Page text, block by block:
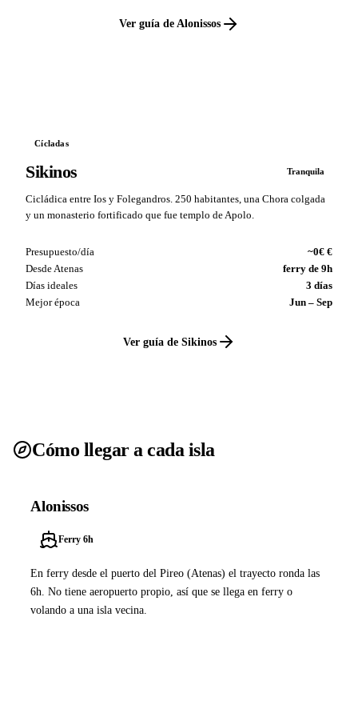
Ver guía de Alonissos
Cícladas
Sikinos Tranquila
Cicládica entre Ios y Folegandros. 250 habitantes, una Chora colgada
y un monasterio fortificado que fue templo de Apolo.
Presupuesto/día
~0€ €
Desde Atenas
ferry de 9h
Días ideales
3 días
Mejor época
Jun – Sep
Ver guía de Sikinos
Cómo llegar a cada isla
Alonissos
Ferry 6h
En ferry desde el puerto del Pireo (Atenas) el trayecto ronda las
6h. No tiene aeropuerto propio, así que se llega en ferry o
volando a una isla vecina.